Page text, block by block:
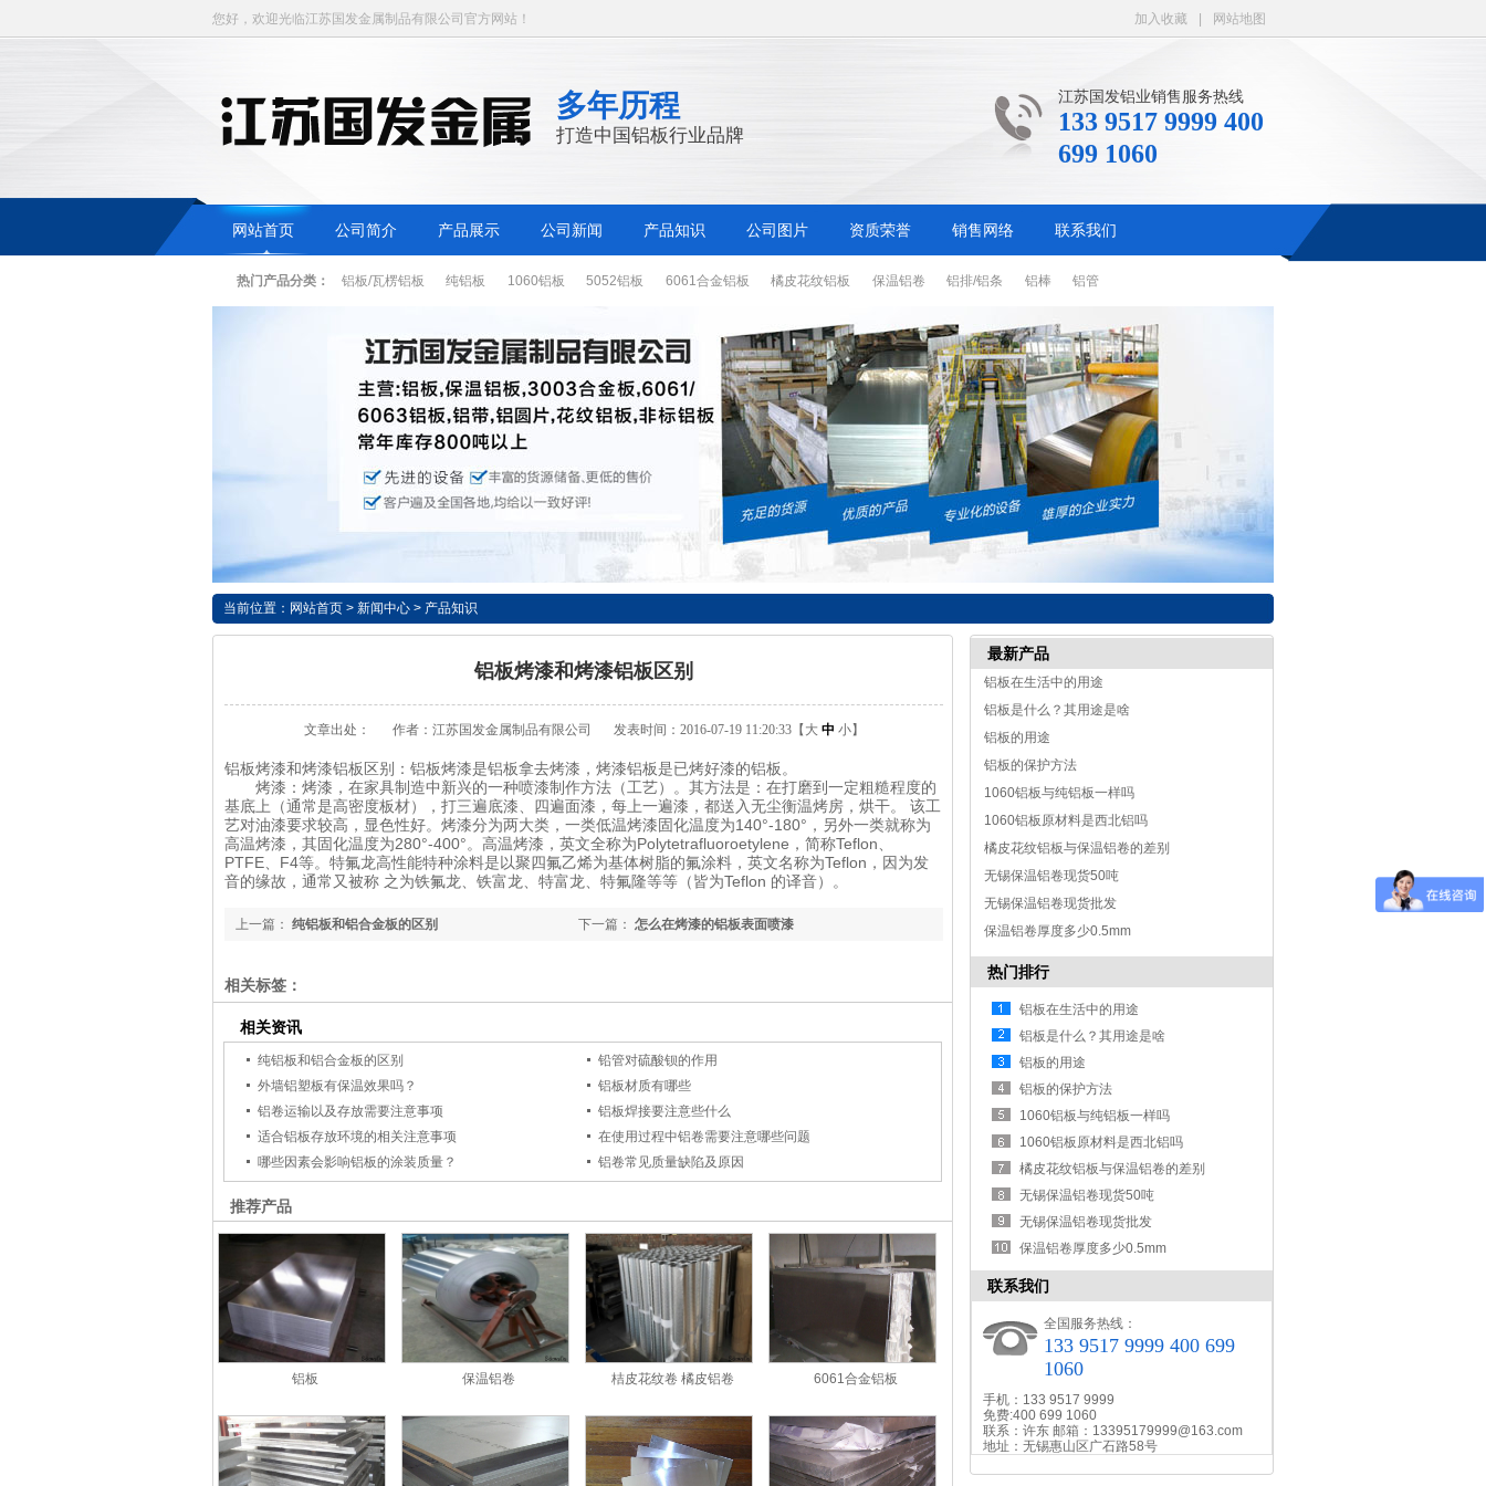
加入收藏 网站地图
您好，欢迎光临江苏国发金属制品有限公司官方网站！
多年历程
打造中国铝板行业品牌
江苏国发铝业销售服务热线
133 9517 9999 400
699 1060
网站首页 公司简介 产品展示 公司新闻 产品知识 公司图片 资质荣誉 销售网络 联系我们
热门产品分类： 铝板/瓦楞铝板 纯铝板 1060铝板 5052铝板 6061合金铝板 橘皮花纹铝板 保温铝卷 铝排/铝条 铝棒 铝管
当前位置： 网站首页 > 新闻中心 > 产品知识
铝板烤漆和烤漆铝板区别
文章出处： 作者：江苏国发金属制品有限公司 发表时间：2016-07-19 11:20:33【 大 中 小】
铝板烤漆和烤漆铝板区别：铝板烤漆是铝板拿去烤漆，烤漆铝板是已烤好漆的铝板。
烤漆：烤漆，在家具制造中新兴的一种喷漆制作方法（工艺）。其方法是：在打磨到一定粗糙程度的
基底上（通常是高密度板材），打三遍底漆、四遍面漆，每上一遍漆，都送入无尘衡温烤房，烘干。 该工
艺对油漆要求较高，显色性好。烤漆分为两大类，一类低温烤漆固化温度为140°-180°，另外一类就称为
高温烤漆，其固化温度为280°-400°。高温烤漆，英文全称为Polytetrafluoroetylene，简称Teflon、
PTFE、F4等。特氟龙高性能特种涂料是以聚四氟乙烯为基体树脂的氟涂料，英文名称为Teflon，因为发
音的缘故，通常又被称 之为铁氟龙、铁富龙、特富龙、特氟隆等等（皆为Teflon 的译音）。
下一篇： 怎么在烤漆的铝板表面喷漆
上一篇： 纯铝板和铝合金板的区别
相关标签：
相关资讯
纯铝板和铝合金板的区别
铅管对硫酸钡的作用
外墙铝塑板有保温效果吗？
铝板材质有哪些
铝卷运输以及存放需要注意事项
铝板焊接要注意些什么
适合铝板存放环境的相关注意事项
在使用过程中铝卷需要注意哪些问题
哪些因素会影响铝板的涂装质量？
铝卷常见质量缺陷及原因
推荐产品
铝板 保温铝卷 桔皮花纹卷 橘皮铝卷 6061合金铝板
最新产品
铝板在生活中的用途
铝板是什么？其用途是啥
铝板的用途
铝板的保护方法
1060铝板与纯铝板一样吗
1060铝板原材料是西北铝吗
橘皮花纹铝板与保温铝卷的差别
无锡保温铝卷现货50吨
无锡保温铝卷现货批发
保温铝卷厚度多少0.5mm
热门排行
铝板在生活中的用途
铝板是什么？其用途是啥
铝板的用途
铝板的保护方法
1060铝板与纯铝板一样吗
1060铝板原材料是西北铝吗
橘皮花纹铝板与保温铝卷的差别
无锡保温铝卷现货50吨
无锡保温铝卷现货批发
保温铝卷厚度多少0.5mm
联系我们
全国服务热线：
133 9517 9999 400 699
1060
手机：133 9517 9999
免费:400 699 1060
联系：许东 邮箱：13395179999@163.com
地址：无锡惠山区广石路58号